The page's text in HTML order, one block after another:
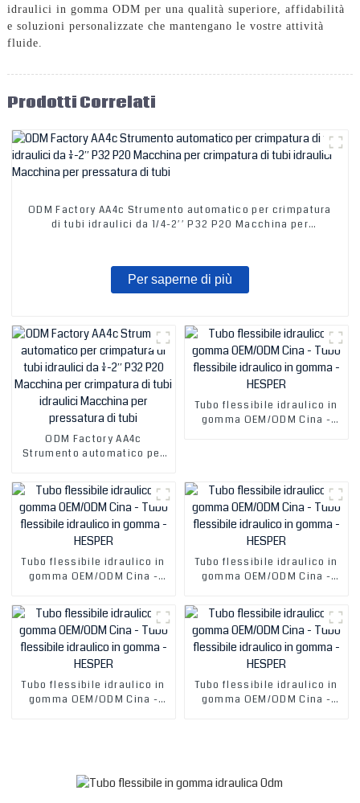
idraulici in gomma ODM per una qualità superiore, affidabilità
e soluzioni personalizzate che mantengano le vostre attività
fluide.
Prodotti Correlati
ODM Factory AA4c Strumento automatico per crimpatura
di tubi idraulici da 1/4-2′′ P32 P20 Macchina per
Per saperne di più
ODM Factory AA4c
Strumento automatico per
da 1/4-2′′ P32 P20
Macchina per crimpatura di
tubi idraulici Macchina per
pressatura di tubi
Tubo flessibile idraulico in
gomma OEM/ODM Cina -
Tubo flessibile idraulico in
gomma OEM/ODM Cina -
gomma - HESPER
Tubo flessibile idraulico in
gomma OEM/ODM Cina -
gomma - HESPER
Tubo flessibile idraulico in
gomma OEM/ODM Cina -
Tubo flessibile idraulico in
gomma OEM/ODM Cina -